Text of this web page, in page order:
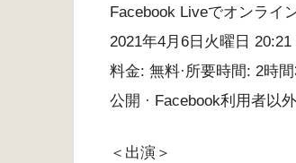
Facebook Liveでオンライ
2021年4月6日火曜日
料金: 無料·所要時間: 2時
公開 · Facebook利用者以
＜出演＞